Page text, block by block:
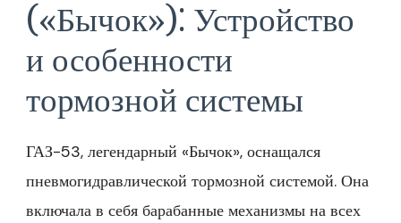
(«Бычок»)⁚ Устройство
и особенности
тормозной системы
ГАЗ-53, легендарный «Бычок», оснащался
пневмогидравлической тормозной системой. Она
включала в себя барабанные механизмы на всех